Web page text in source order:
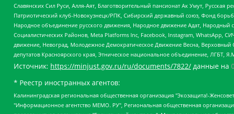
Славянских Сил Руси, Алля-Аят, Благотворительный пансионат Ак Умут,
Патриотический клуб-Новокузнецк/РПК, Сибирский державный союз, Фонд
Народное объединение русского движения, Народное движение Адат,
Социалистических Районов, Meta Platforms Inc, Facebook, Instagram, WhatsApp,
движение, Невоград, Молодежное Демократическое Движение Весна, Верховный
депутатов Красноярского края, Этническое национальное объединение, ЛГБТ,
Источник: https://minjust.gov.ru/ru/documents/7822/ данные на
* Реестр иностранных агентов:
Калининградская региональная общественная организация "Экозащита!-Женсовет", Фонд содействия защите прав и свобод граждан "Общественный вердикт", Фонд "Институт Развития Свободы Информации", Частное учреждение "Информационное агентство МЕМО. РУ", Региональная общественная организация "Общественная комиссия по сохранению наследия академика Сахарова", Фонд поддержки свободы прессы, Санкт-Петербургская общественная правозащитная организация "Гражданский контроль", Межрегиональная общественная организация "Информационно-просветительский центр "Мемориал", Региональный Фонд "Центр Защиты Прав Средств Массовой Информации", с 05.12.2023 Фонд "Центр Защиты Прав Средств массовой информации", Региональная общественная благотворительная организация помощи беженцам и мигрантам "Гражданское содействие", Негосударственное образовательное учреждение дополнительного профессионального образования (повышение квалификации) специалистов "АКАДЕМИЯ ПО ПРАВАМ ЧЕЛОВЕКА", Свердловская региональная общественная организация "Сутяжник", Автономная некоммерческая организация "Центр независимых социологических исследований", Союз общественных объединений "Российский исследовательский центр по правам человека", Региональное общественное учреждение научно-информационный центр "МЕМОРИАЛ", Некоммерческая организация "Фонд защиты гласности", Автономная некоммерческая организация "Институт прав человека", Городская общественная организация "Екатеринбургское общество "МЕМОРИАЛ", Городская общественная организация "Рязанское историко-просветительское и правозащитное общество "Мемориал" (Рязанский Мемориал), Челябинский региональный орган общественной самодеятельности – женское общественное объединение "Женщины Евразии", Челябинский региональный орган общественной самодеятельности "Уральская правозащитная группа", Фонд содействия защите здоровья и социальной справедливости имени Андрея Рылькова, Автономная Некоммерческая Организация "Аналитический Центр Юрия Левады", Автономная некоммерческая организация социальной поддержки населения "Проект Апрель", Региональная общественная организация помощи женщинам и детям, находящимся в кризисной ситуации "Информационно-методический центр "Анна", Фонд содействия развитию массовых коммуникаций и правовому просвещению "Так-так-Так", Фонд содействия устойчивому развитию "Серебряная тайга", Свердловский региональный общественный фонд социальных проектов "Новое время", "Idel.Реалии", Кавказ.Реалии, Крым.Реалии, Телеканал Настоящее Время, Татаро-башкирская служба Радио Свобода (Azatliq Radiosi), Радио Свободная Европа/Радио Свобода (PCE/PC), "Сибирь.Реалии", "Фактограф", Благотворительный фонд помощи осужденным и их семьям, Автономная некоммерческая организация "Институт глобализации и социальных движений", Фонд "В защиту прав заключенных", Частное учреждение "Центр поддержки и содействия развитию средств массовой информации", Пензенский региональный общественный благотворительный фонд "Гражданский союз", "Север.Реалии", Некоммерческая организация Фонд "Правовая инициатива", Общество с ограниченной ответственностью "Радио Свободная Европа/Радио Свобода", Чешское информационное агентство "MEDIUM-ORIENT", Красноярская региональная общественная организация "Мы против СПИДа", Камалягин Денис Николаевич, Маркелов Сергей Евгеньевич, Пономарев Лев Александрович, Савицкая Людмила Алексеевна, Автономная некоммерческая организация "Центр по работе с проблемой насилия "НАСИЛИЮ.НЕТ", Межрегиональный профессиональный союз